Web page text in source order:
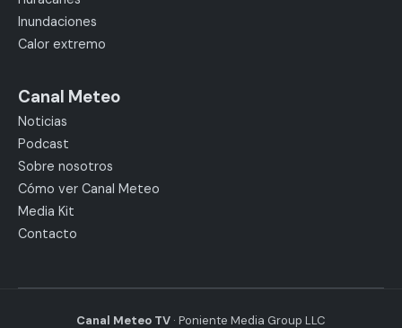
Inundaciones
Calor extremo
Canal Meteo
Noticias
Podcast
Sobre nosotros
Cómo ver Canal Meteo
Media Kit
Contacto
Canal Meteo TV · Poniente Media Group LLC